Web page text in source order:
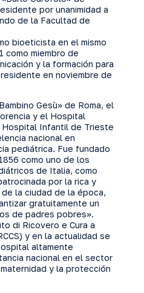
por unanimidad a
de la Facultad de
bioeticista en el mismo
como miembro de
y la formación para
en noviembre de
Gesù» de Roma, el
y el Hospital
Hospital Infantil de Trieste
nacional en
pediátrica. Fue fundado
como uno de los
de Italia, como
por la rica y
la ciudad de la época,
gratuitamente un
de padres pobres».
di Ricovero e Cura a
y en la actualidad se
altamente
nacional en el sector
y la protección